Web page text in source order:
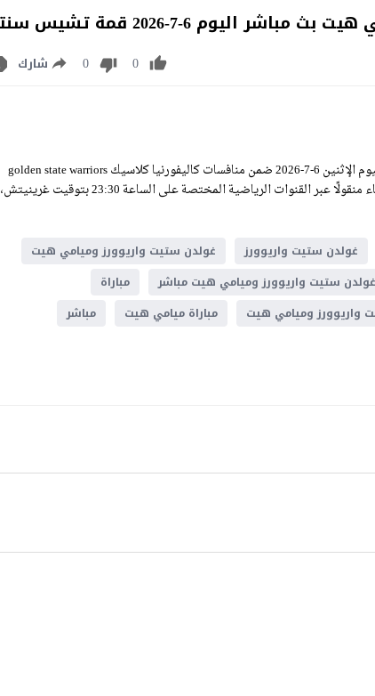
6-7-2026 قمة تشيس سنتر
0
0 شارك
مشاهدة مباراة غولدن ستيت واريوورز وميامي هيت بث مباشر اليوم الإثنين 6-7-2026 ضمن منافسات كاليفورنيا كلاسيك golden state warriors
VS miami heat Live Stream على صالة تشيس سنتر، وسيكون اللقاء منقولًا عبر القنوات الرياضية المختصة على الساعة 23:30 بتوقيت غرينيتش،
غولدن ستيت واريوورز
غولدن ستيت واريوورز وميامي هيت
غولدن ستيت واريوورز وميامي هيت مباشر
مباراة
واريوورز وميامي هيت مباراة ميامي هيت
مباشر